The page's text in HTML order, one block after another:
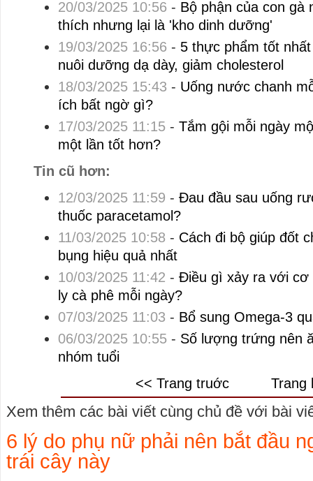
20/03/2025 10:56 - Bộ phận của con gà
thích nhưng lại là 'kho dinh dưỡng'
19/03/2025 16:56 - 5 thực phẩm tốt
nuôi dưỡng dạ dày, giảm cholesterol
18/03/2025 15:43 - Uống nước chanh
ích bất ngờ gì?
17/03/2025 11:15- Tắm gội mỗi ngày
một lần tốt hơn?
Tin cũ hơn:
12/03/2025 11:59 - Đau đầu sau uống
thuốc paracetamol?
11/03/2025 10:58 - Cách đi bộ giúp đốt
bụng hiệu quả nhất
10/03/2025 11:42 - Điều gì xảy ra với cơ
ly cà phê mỗi ngày?
07/03/2025 11:03 - Bổ sung Omega-3
06/03/2025 10:55- Số lượng trứng nên
nhóm tuổi
<< Trang truớc
Trang
Xem thêm các bài viết cùng chủ đề với bài
6 lý do phụ nữ phải nên bắt đầu
trái cây này